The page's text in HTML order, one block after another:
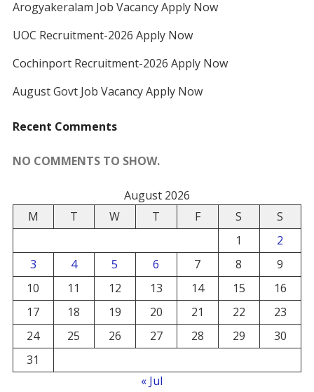
Arogyakeralam Job Vacancy Apply Now
UOC Recruitment-2026 Apply Now
Cochinport Recruitment-2026 Apply Now
August Govt Job Vacancy Apply Now
Recent Comments
NO COMMENTS TO SHOW.
August 2026
M
T W T F S
S
1
2
3
4 5 6 7 8
9
10
11 12 13 14 15
16
17
18 19 20 21 22
23
24
25 26 27 28 29
30
31
« Jul